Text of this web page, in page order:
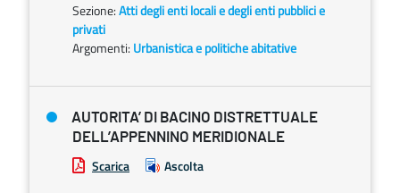
Sezione:Atti degli enti locali e degli enti pubblici e
privati
Argomenti: Urbanistica e politiche abitative
AUTORITA’ DI BACINO DISTRETTUALE
DELL’APPENNINO MERIDIONALE
Scarica Ascolta